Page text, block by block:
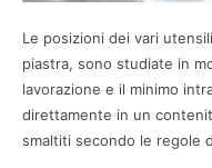
Le posizioni dei vari
piastra, sono studiate in
lavorazione e il minimo
direttamente in un
smaltiti secondo le regole